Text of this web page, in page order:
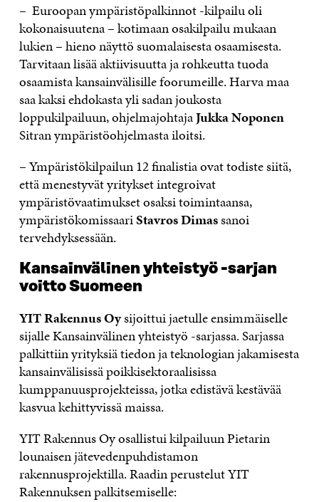
– Euroopan ympäristöpalkinnot -kilpailu oli
kokonaisuutena – kotimaan osakilpailu mukaan
lukien – hieno näyttö suomalaisesta osaamisesta.
Tarvitaan lisää aktiivisuutta ja rohkeutta tuoda
osaamista kansainvälisille foorumeille. Harva maa
saa kaksi ehdokasta yli sadan joukosta
loppukilpailuun, ohjelmajohtajaJukka Noponen
Sitran ympäristöohjelmasta iloitsi.
– Ympäristökilpailun 12 finalistia ovat todiste siitä,
että menestyvät yritykset integroivat
ympäristövaatimukset osaksi toimintaansa,
ympäristökomissaariStavros Dimassanoi
tervehdyksessään.
Kansainvälinen yhteistyö -sarjan
voitto Suomeen
YIT Rakennus Oysijoittui jaetulle ensimmäiselle
sijalle Kansainvälinen yhteistyö -sarjassa. Sarjassa
palkittiin yrityksiä tiedon ja teknologian jakamisesta
kansainvälisissä poikkisektoraalisissa
kumppanuusprojekteissa, jotka edistävä kestävää
kasvua kehittyvissä maissa.
YIT Rakennus Oy osallistui kilpailuun Pietarin
lounaisen jätevedenpuhdistamon
rakennusprojektilla. Raadin perustelut YIT
Rakennuksen palkitsemiselle: